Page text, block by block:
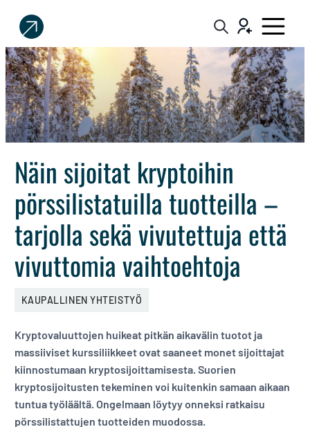
Sijoittaja.fi
Tee
parempia
sijoituspäätöksiä
Näin sijoitat kryptoihin
pörssilistatuilla tuotteilla –
tarjolla sekä vivutettuja että
vivuttomia vaihtoehtoja
KAUPALLINEN YHTEISTYÖ
Kryptovaluuttojen huikeat pitkän aikavälin tuotot ja
massiiviset kurssiliikkeet ovat saaneet monet sijoittajat
kiinnostumaan kryptosijoittamisesta. Suorien
kryptosijoitusten tekeminen voi kuitenkin samaan aikaan
tuntua työläältä. Ongelmaan löytyy onneksi ratkaisu
pörssilistattujen tuotteiden muodossa.